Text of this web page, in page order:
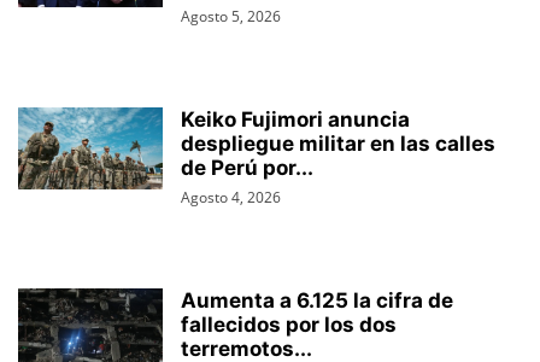
Agosto 5, 2026
Keiko Fujimori anuncia
despliegue militar en las calles
de Perú por...
Agosto 4, 2026
Aumenta a 6.125 la cifra de
fallecidos por los dos
terremotos...